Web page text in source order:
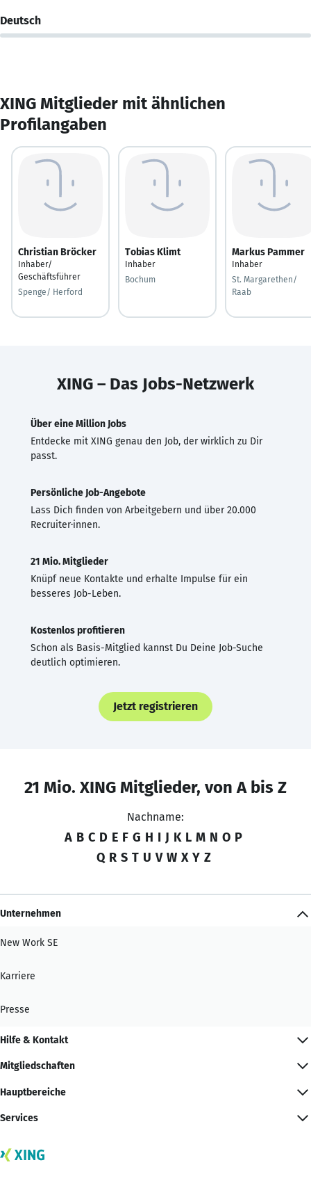
Deutsch
XING Mitglieder mit ähnlichen
Profilangaben
Christian Bröcker
Inhaber/
Geschäftsführer
Spenge/ Herford
Tobias Klimt
Inhaber
Bochum
Markus Pammer
Inhaber
St. Margarethen/
Raab
XING – Das Jobs-Netzwerk
Über eine Million Jobs
Entdecke mit XING genau den Job, der wirklich zu Dir
passt.
Persönliche Job-Angebote
Lass Dich finden von Arbeitgebern und über 20.000
Recruiter·innen.
21 Mio. Mitglieder
Knüpf neue Kontakte und erhalte Impulse für ein
besseres Job-Leben.
Kostenlos profitieren
Schon als Basis-Mitglied kannst Du Deine Job-Suche
deutlich optimieren.
Jetzt registrieren
21 Mio. XING Mitglieder, von A bis Z
Nachname:
A B C D E F G H I J K L M N O P
Q R S T U V W X Y Z
Unternehmen
New Work SE
Karriere
Presse
Hilfe & Kontakt
Mitgliedschaften
Hauptbereiche
Services